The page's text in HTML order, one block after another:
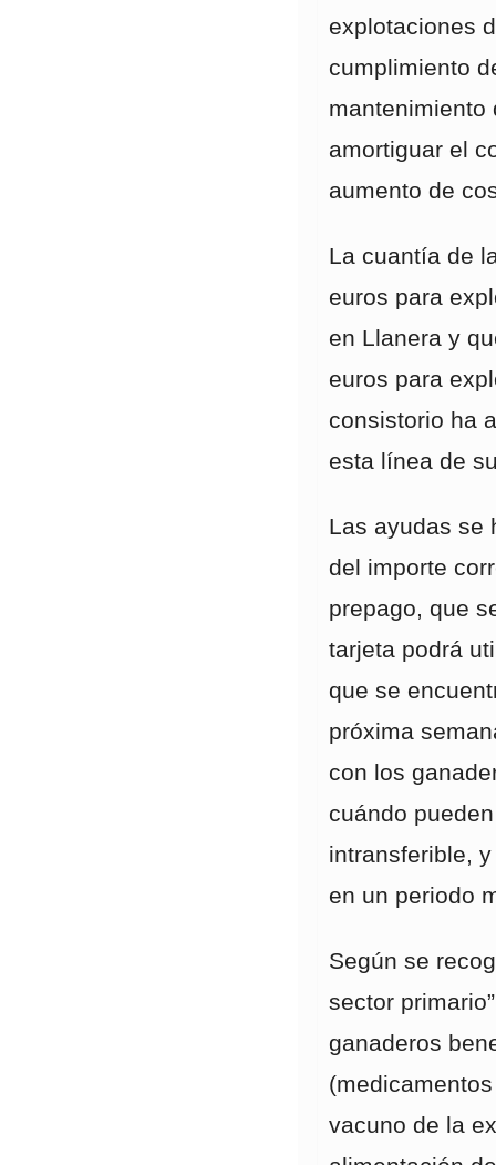
explotaciones
cumplimiento
mantenimiento
amortiguar el
aumento de
La cuantía de
euros para
en Llanera y
euros para
consistorio ha
esta línea de
Las ayudas se
del importe
prepago, que
tarjeta podrá
que se
próxima
con los
cuándo
intransferible,
en un periodo
Según se
sector
ganaderos
vacuno de la